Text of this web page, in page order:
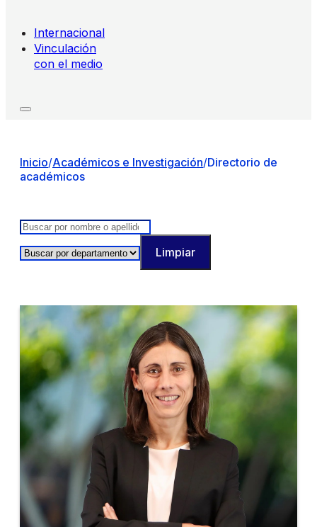
Internacional
Vinculación
con el medio
Inicio/Académicos e Investigación/Directorio de
académicos
Limpiar